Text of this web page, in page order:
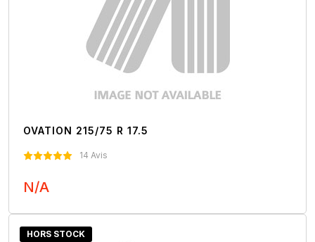
OVATION 215/75 R 17.5
14 Avis
N/A
HORS STOCK